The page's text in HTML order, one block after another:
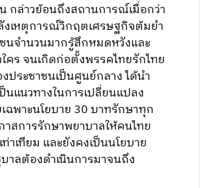
กล่าวย้อนถึงสถานการณ์เมื่อกว่า
เหตุการณ์วิกฤตเศรษฐกิจต้มยำ
นจำนวนมากรู้สึกหมดหวังและ
คร จนเกิดก่อตั้งพรรคไทยรักไทย
ประชาชนเป็นศูนย์กลาง ได้นำ
นแนวทางในการเปลี่ยนแปลง
เฉพาะนโยบาย 30 บาทรักษาทุก
าสการรักษาพยาบาลให้คนไทย
าเทียม และยังคงเป็นนโยบาย
าลต้องดำเนินการมาจนถึง